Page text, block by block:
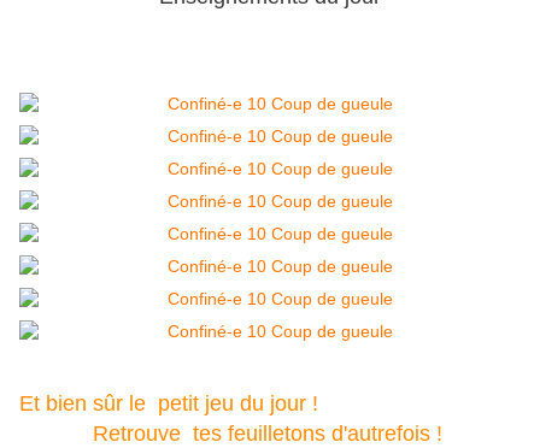
Et bien sûr le petit jeu du jour !
Retrouve tes feuilletons d'autrefois !